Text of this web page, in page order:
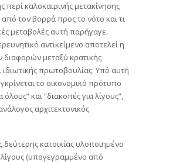
περί καλοκαιρινής μετακίνησης
από τον βορρά προς το νότο και τι
μεταβολές αυτή παρήγαγε.
αντικείμενο αποτελεί η
διαφορών μεταξύ κρατικής
ιδιωτικής πρωτοβουλίας. Υπό αυτή
το οικονομικό πρότυπο
όλους” και “διακοπές για λίγους”,
αρχιτεκτονικός
δεύτερης κατοικίας υλοποιημένο
λίγους (υπογεγραμμένο από